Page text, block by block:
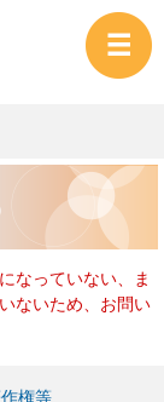
なっていない、ま
ないため、お問い
権等